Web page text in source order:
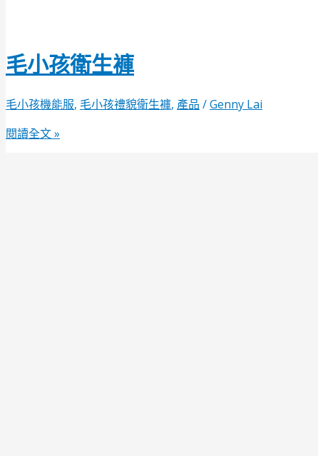
毛小孩衛生褲
毛小孩機能服, 毛小孩禮貌衛生褲, 產品 /Genny Lai
閱讀全文 »